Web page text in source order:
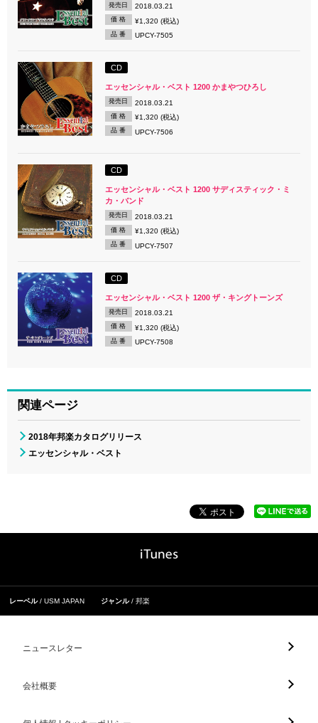
発売日 2018.03.21
価 格 ¥1,320 (税込)
品 番 UPCY-7505
CD
エッセンシャル・ベスト 1200 かまやつひろし
発売日 2018.03.21
価 格 ¥1,320 (税込)
品 番 UPCY-7506
CD
エッセンシャル・ベスト 1200 サディスティック・ミ
カ・バンド
発売日 2018.03.21
価 格 ¥1,320 (税込)
品 番 UPCY-7507
CD
エッセンシャル・ベスト 1200 ザ・キングトーンズ
発売日 2018.03.21
価 格 ¥1,320 (税込)
品 番 UPCY-7508
関連ページ
2018年邦楽カタログリリース
エッセンシャル・ベスト
レーベル USM JAPAN ジャンル 邦楽
ニュースレター
会社概要